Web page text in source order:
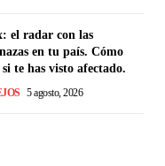
el radar con las
en tu país. Cómo
te has visto afectado.
5 agosto, 2026